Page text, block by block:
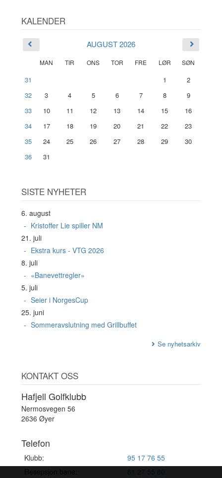
KALENDER
AUGUST 2026
MAN TIR ONS TOR FRE LØR SØN
31 1
2
32
3 4 5 6 7 8
9
33
10 11 12 13 14 15
16
34
17 18 19 20 21 22
23
35
24 25 26 27 28 29
30
36
31
SISTE NYHETER
6. august
Kristoffer Lie spiller NM
21. juli
Ekstra kurs - VTG 2026
8. juli
«Banevettregler»
5. juli
Seier i NorgesCup
25. juni
Sommeravslutning med Grillbuffet
Se nyhetsarkiv
KONTAKT OSS
Hafjell Golfklubb
Nermosvegen 56
2636 Øyer
Telefon
Klubb:
95 17 76 55